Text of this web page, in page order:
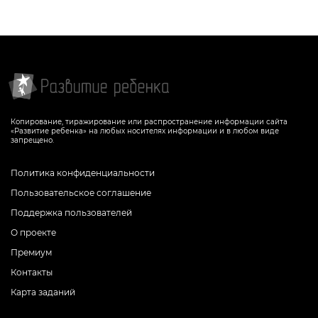
Копирование, тиражирование или распространение информации сайта
«Развитие ребенка» на любых носителях информации и в любом виде
запрещено.
Политика конфиденциальности
Пользовательское соглашение
Поддержка пользователей
О проекте
Премиум
Контакты
Карта заданий